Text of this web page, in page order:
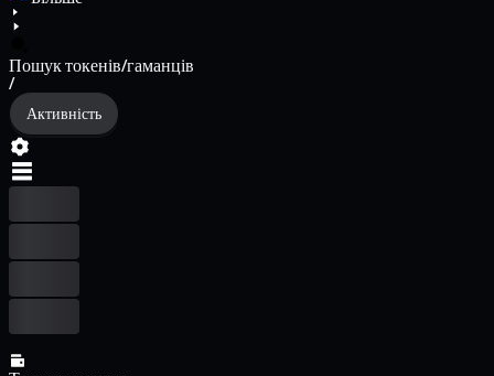
Пошук токенів/гаманців
/
Активність